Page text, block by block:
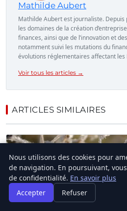
Mathilde Aubert
Mathilde Aubert est journaliste. Depuis
les domaines de la création
finances, ainsi que de l’innovation et
notamment suivi les mutations du
évolutions réglementaires affectant les
Voir tous les articles →
ARTICLES SIMILAIRES
Nous utilisons des cookies pour
de navigation. En poursuivant,
de confidentialité. En savoir plus
Accepter
Refuser